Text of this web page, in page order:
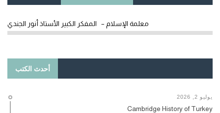
معلمة الإسلام – المفكر الكبير الأستاذ أنور الجندي
أحدث الكتب
يوليو 2, 2026
Cambridge History of Turkey